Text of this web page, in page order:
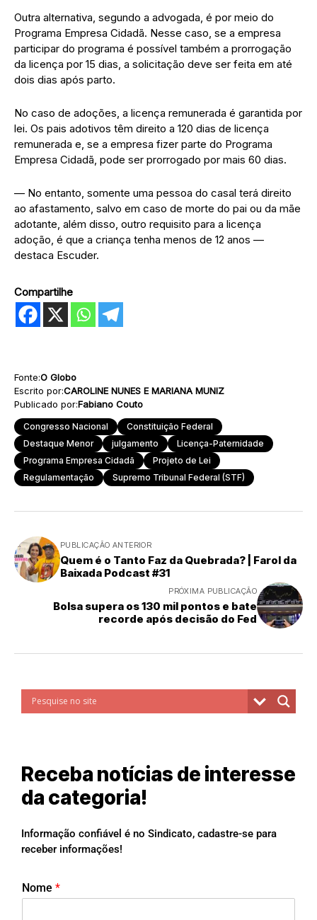
Outra alternativa, segundo a advogada, é por meio do
Programa Empresa Cidadã. Nesse caso, se a empresa
participar do programa é possível também a prorrogação
da licença por 15 dias, a solicitação deve ser feita em até
dois dias após parto.
No caso de adoções, a licença remunerada é garantida por
lei. Os pais adotivos têm direito a 120 dias de licença
remunerada e, se a empresa fizer parte do Programa
Empresa Cidadã, pode ser prorrogado por mais 60 dias.
— No entanto, somente uma pessoa do casal terá direito
ao afastamento, salvo em caso de morte do pai ou da mãe
adotante, além disso, outro requisito para a licença
adoção, é que a criança tenha menos de 12 anos —
destaca Escuder.
Compartilhe
Fonte:O Globo
Escrito por:CAROLINE NUNES E MARIANA MUNIZ
Publicado por:Fabiano Couto
Congresso Nacional
Constituição Federal
Destaque Menor
julgamento
Licença-Paternidade
Programa Empresa Cidadã
Projeto de Lei
Regulamentação
Supremo Tribunal Federal (STF)
PUBLICAÇÃO ANTERIOR
Quem é o Tanto Faz da Quebrada? | Farol da
Baixada Podcast #31
PRÓXIMA PUBLICAÇÃO
Bolsa supera os 130 mil pontos e bate
recorde após decisão do Fed
Receba notícias de interesse
da categoria!
Informação confiável é no Sindicato, cadastre-se para
receber informações!
Nome *